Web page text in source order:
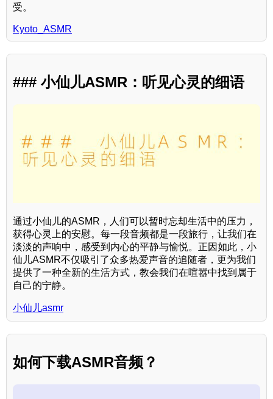
受。
Kyoto_ASMR
### 小仙儿ASMR：听见心灵的细语
通过小仙儿的ASMR，人们可以暂时忘却生活中的压力，
获得心灵上的安慰。每一段音频都是一段旅行，让我们在
淡淡的声响中，感受到内心的平静与愉悦。正因如此，小
仙儿ASMR不仅吸引了众多热爱声音的追随者，更为我们
提供了一种全新的生活方式，教会我们在喧嚣中找到属于
自己的宁静。
小仙儿asmr
如何下载ASMR音频？